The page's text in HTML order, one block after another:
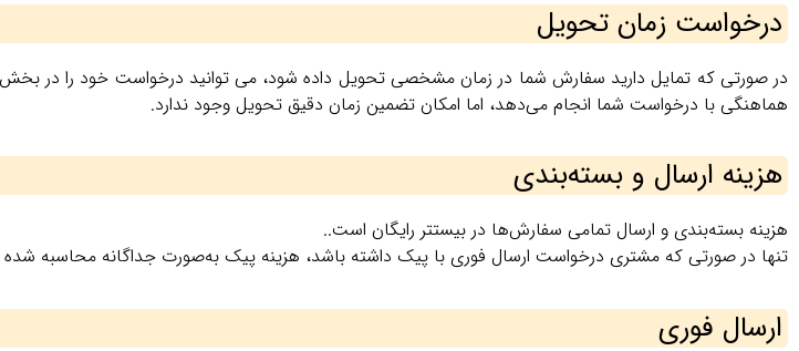
درخواست زمان تحویل
در صورتی که تمایل دارید سفارش شما در زمان مشخصی تحویل داده شود، می‌ توانید درخواست خود را در بخش
هماهنگی با درخواست شما انجام می‌دهد، اما امکان تضمین زمان دقیق تحویل وجود ندارد.
هزینه ارسال و بسته‌بندی
هزینه بسته‌بندی و ارسال تمامی سفارش‌ها در بیستتر رایگان است..
تنها در صورتی که مشتری درخواست ارسال فوری با پیک داشته باشد، هزینه پیک به‌صورت جداگانه محاسبه
ارسال فوری